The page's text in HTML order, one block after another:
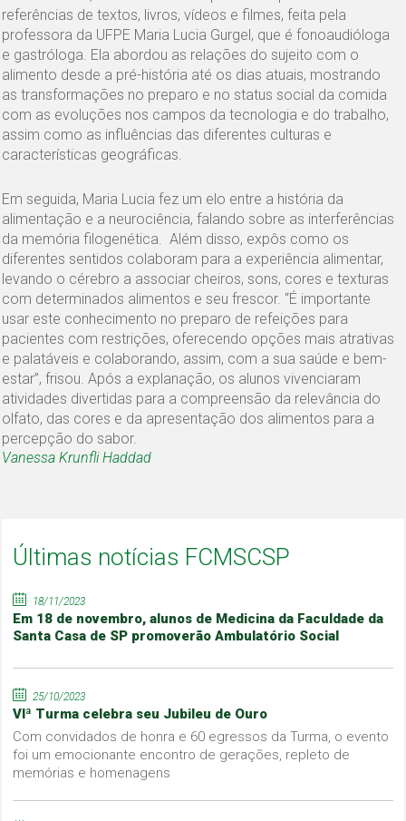
referências de textos, livros, vídeos e filmes, feita pela
professora da UFPE Maria Lucia Gurgel, que é fonoaudióloga
e gastróloga. Ela abordou as relações do sujeito com o
alimento desde a pré-história até os dias atuais, mostrando
as transformações no preparo e no status social da comida
com as evoluções nos campos da tecnologia e do trabalho,
assim como as influências das diferentes culturas e
características geográficas.
Em seguida, Maria Lucia fez um elo entre a história da
alimentação e a neurociência, falando sobre as interferências
da memória filogenética. Além disso, expôs como os
diferentes sentidos colaboram para a experiência alimentar,
levando o cérebro a associar cheiros, sons, cores e texturas
com determinados alimentos e seu frescor. “É importante
usar este conhecimento no preparo de refeições para
pacientes com restrições, oferecendo opções mais atrativas
e palatáveis e colaborando, assim, com a sua saúde e bem-
estar”, frisou. Após a explanação, os alunos vivenciaram
atividades divertidas para a compreensão da relevância do
olfato, das cores e da apresentação dos alimentos para a
percepção do sabor.
Vanessa Krunfli Haddad
Últimas notícias FCMSCSP
18/11/2023
Em 18 de novembro, alunos de Medicina da Faculdade da
Santa Casa de SP promoverão Ambulatório Social
25/10/2023
VIª Turma celebra seu Jubileu de Ouro
Com convidados de honra e 60 egressos da Turma, o evento
foi um emocionante encontro de gerações, repleto de
memórias e homenagens